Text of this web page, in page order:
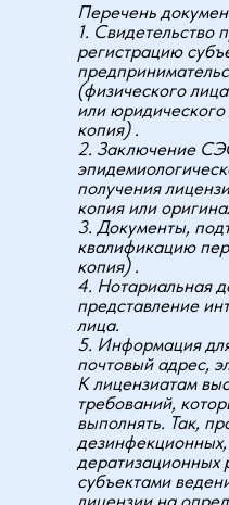
Перечень
1. Свидетельство
регистрацию
(физического
или
копия) .
2. Заключение
получения
копия или
3. Документы,
квалификацию
копия) .
4. Нотариальная
представление
лица.
5. Информация
почтовый адрес,
К лицензиатам
требований,
выполнять. Так,
дератизационных
субъектами
лицензии на